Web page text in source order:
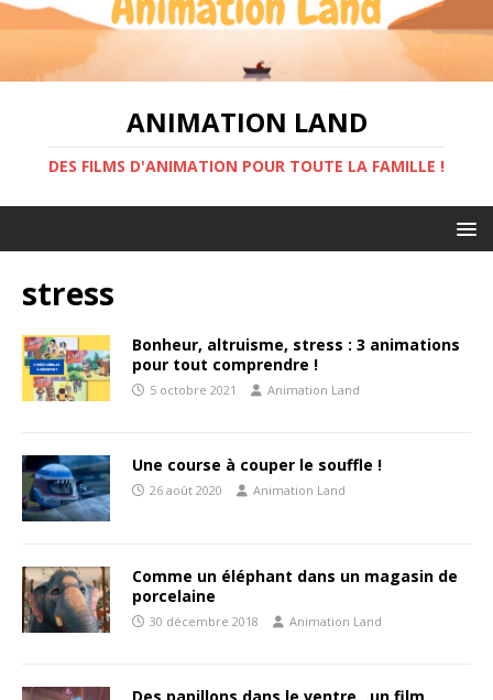
ANIMATION LAND
DES FILMS D'ANIMATION POUR TOUTE LA FAMILLE !
stress
Bonheur, altruisme, stress : 3 animations
pour tout comprendre !
5 octobre 2021 Animation Land
Une course à couper le souffle !
26 août 2020 Animation Land
Comme un éléphant dans un magasin de
porcelaine
30 décembre 2018 Animation Land